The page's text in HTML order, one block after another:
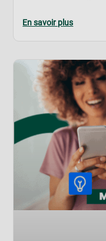
En savoir plus